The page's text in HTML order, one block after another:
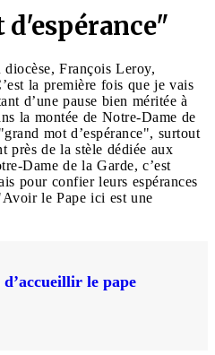
diocèse, François Leroy,
la première fois que je vais
d’une pause bien méritée à
la montée de Notre-Dame de
mot d’espérance", surtout
près de la stèle dédiée aux
Dame de la Garde, c’est
pour confier leurs espérances
le Pape ici est une
le pape